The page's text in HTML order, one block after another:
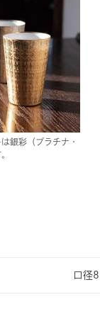
銀彩（プラチナ・
口径